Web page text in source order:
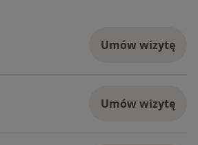
Umów wizytę
Umów wizytę